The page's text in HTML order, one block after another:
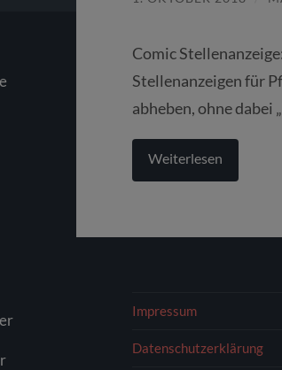
Comic
Stellenanzeigen für
abheben, ohne dabei
Weiterlesen
Impressum
Datenschutzerklärung